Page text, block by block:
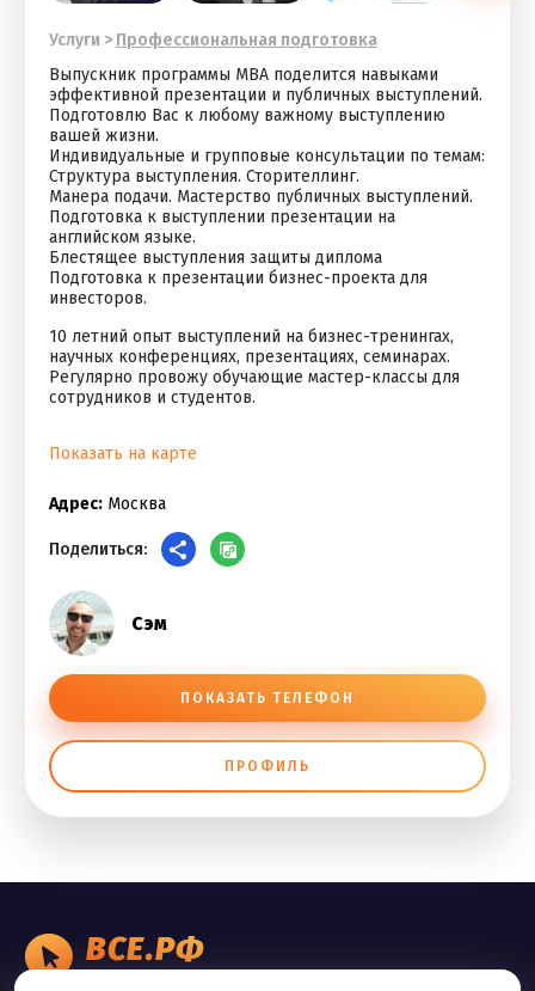
Услуги > Профессиональная подготовка
Выпускник программы МВА поделится навыками
эффективной презентации и публичных выступлений.
Подготовлю Вас к любому важному выступлению
вашей жизни.
Индивидуальные и групповые консультации по темам:
Структура выступления. Сторителлинг.
Манера подачи. Мастерство публичных выступлений.
Подготовка к выступлении презентации на
английском языке.
Блестящее выступления защиты диплома
Подготовка к презентации бизнес-проекта для
инвесторов.
10 летний опыт выступлений на бизнес-тренингах,
научных конференциях, презентациях, семинарах.
Регулярно провожу обучающие мастер-классы для
сотрудников и студентов.
Показать на карте
Адрес: Москва
Поделиться:
Сэм
ПОКАЗАТЬ ТЕЛЕФОН
ПРОФИЛЬ
ВСЕ.РФ